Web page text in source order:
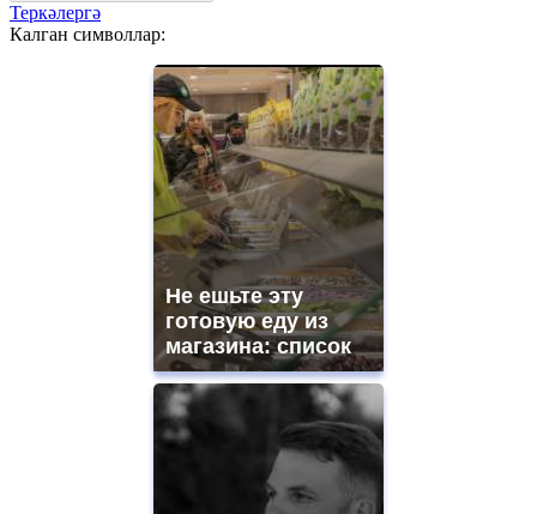
Теркәлергә
Калган символлар:
Не ешьте эту
готовую еду из
магазина: список